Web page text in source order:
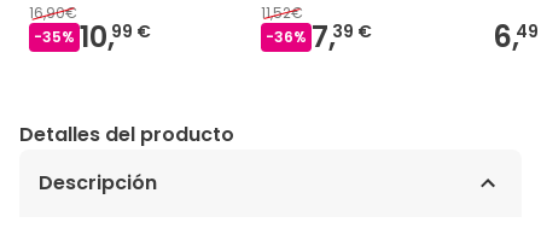
16,90€
-35% 10,99 €
11,52€
-36% 7,39 € 6,
Detalles del producto
Descripción